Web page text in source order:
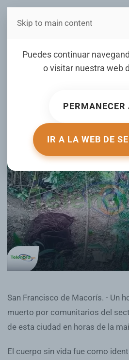
Estás en
Puedes continuar
o visitar nuestra web
PERMANECER
IR A LA WEB DE
Skip to main content
Encuentra
hombre en el
ESCRITO POR RAMON HERNANDEZ
San Francisco de Macorís. - Un
muerto por comunitarios del
de esta ciudad en horas de la
El cuerpo sin vida fue como